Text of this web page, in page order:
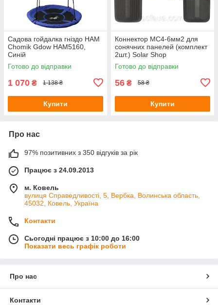
Садова гойдалка гніздо HAM
Chomik Gdow HAM5160,
Синій
Готово до відправки
1 070 ₴ 1 138 ₴
Купити
Коннектор MC4-6мм2 для
сонячних панелей (комплект
2шт.) Solar Shop
Готово до відправки
56 ₴ 58 ₴
Купити
Про нас
97% позитивних з 350 відгуків за рік
Працює з 24.09.2013
м. Ковель
вулиця Справедливості, 5, Вербка, Волинська область,
45032, Ковель, Україна
Контакти
Сьогодні працює з 10:00 до 16:00
Показати весь графік роботи
Про нас
Контакти